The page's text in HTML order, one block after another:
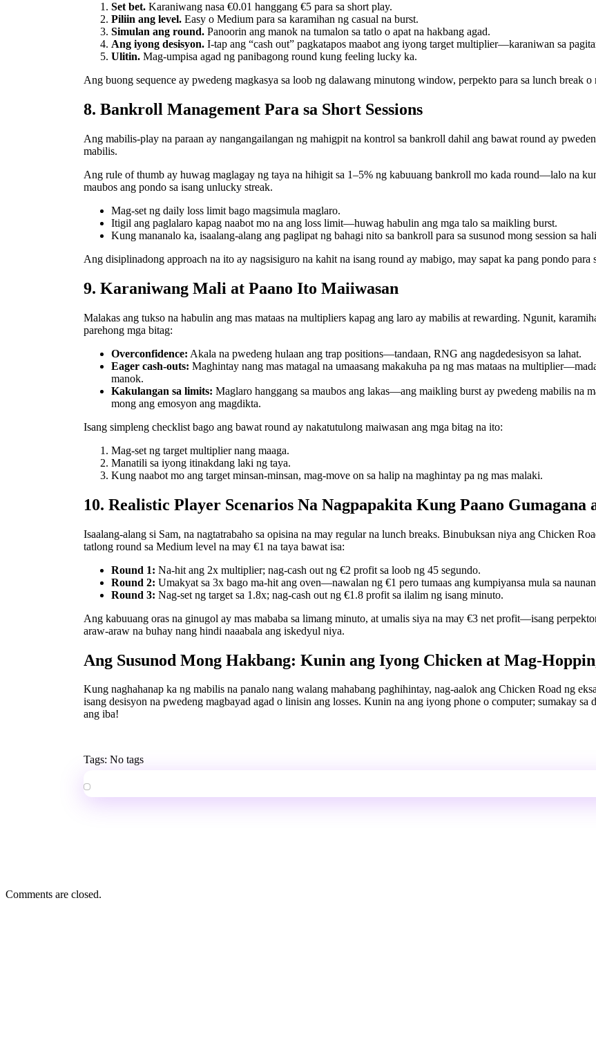
Set bet.Karaniwang nasa €0.01 hanggang €5 para sa short play.
Piliin ang level.Easy o Medium para sa karamihan ng casual na burst.
Simulan ang round.Panoorin ang manok na tumalon sa tatlo o apat na hakbang agad.
Ang iyong desisyon.I-tap ang “cash out” pagkatapos maabot ang iyong target multiplier—karaniwan sa
Ulitin.Mag-umpisa agad ng panibagong round kung feeling lucky ka.
Ang buong sequence ay pwedeng magkasya sa loob ng dalawang minutong window, perpekto para sa lunch break
8. Bankroll Management Para sa Short Sessions
Ang mabilis‑play na paraan ay nangangailangan ng mahigpit na kontrol sa bankroll dahil ang bawat round ay
mabilis.
Ang rule of thumb ay huwag maglagay ng taya na hihigit sa 1–5% ng kabuuang bankroll mo kada round—lalo na
maubos ang pondo sa isang unlucky streak.
Mag-set ng daily loss limit bago magsimula maglaro.
Itigil ang paglalaro kapag naabot mo na ang loss limit—huwag habulin ang mga talo sa maikling burst.
Kung mananalo ka, isaalang-alang ang paglipat ng bahagi nito sa bankroll para sa susunod mong session sa
Ang disiplinadong approach na ito ay nagsisiguro na kahit na isang round ay mabigo, may sapat ka pang pondo para
9. Karaniwang Mali at Paano Ito Maiiwasan
Malakas ang tukso na habulin ang mas mataas na multipliers kapag ang laro ay mabilis at rewarding. Ngunit,
parehong mga bitag:
Overconfidence: Akala na pwedeng hulaan ang trap positions—tandaan, RNG ang nagdedesisyon sa lahat.
Eager cash‑outs: Maghintay nang mas matagal na umaasang makakuha pa ng mas mataas na
manok.
Kakulangan sa limits: Maglaro hanggang sa maubos ang lakas—ang maikling burst ay pwedeng mabilis na
mong ang emosyon ang magdikta.
Isang simpleng checklist bago ang bawat round ay nakatutulong maiwasan ang mga bitag na ito:
Mag-set ng target multiplier nang maaga.
Manatili sa iyong itinakdang laki ng taya.
Kung naabot mo ang target minsan‑minsan, mag-move on sa halip na maghintay pa ng mas malaki.
10. Realistic Player Scenarios Na Nagpapakita Kung Paano Gumagana
Isaalang-alang si Sam, na nagtatrabaho sa opisina na may regular na lunch breaks. Binubuksan niya ang Chicken
tatlong round sa Medium level na may €1 na taya bawat isa:
Round 1: Na-hit ang 2x multiplier; nag-cash out ng €2 profit sa loob ng 45 segundo.
Round 2: Umakyat sa 3x bago ma-hit ang oven—nawalan ng €1 pero tumaas ang kumpiyansa mula sa
Round 3: Nag-set ng target sa 1.8x; nag-cash out ng €1.8 profit sa ilalim ng isang minuto.
Ang kabuuang oras na ginugol ay mas mababa sa limang minuto, at umalis siya na may €3 net profit—isang
araw-araw na buhay nang hindi naaabala ang iskedyul niya.
Ang Susunod Mong Hakbang: Kunin ang Iyong Chicken at Mag-
Kung naghahanap ka ng mabilis na panalo nang walang mahabang paghihintay, nag-aalok ang Chicken Road ng
isang desisyon na pwedeng magbayad agad o linisin ang losses. Kunin na ang iyong phone o computer; sumakay
ang iba!
Tags: No tags
Comments are closed.